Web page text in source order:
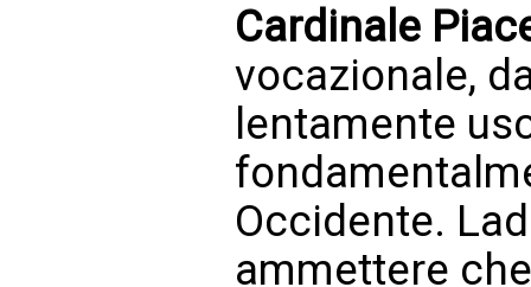
Cardinale
vocazionale,
lentamente
Occidente.
ammettere